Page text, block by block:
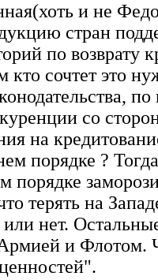
и не
стран
по возврату
кто сочтет это
со
на
порядке ?
порядке
терять на
или нет.
Армией и Флотом.